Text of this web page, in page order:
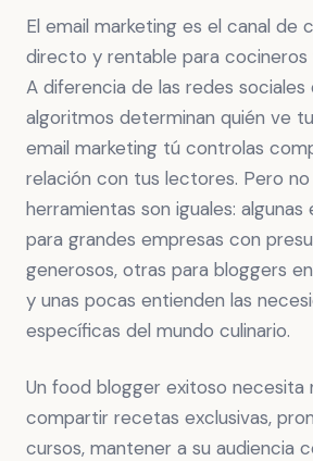
El email marketing es el canal de
directo y rentable para cocineros
A diferencia de las redes sociales
algoritmos determinan quién ve
email marketing tú controlas
relación con tus lectores. Pero
herramientas son iguales: algunas
para grandes empresas con
generosos, otras para bloggers
y unas pocas entienden las
específicas del mundo culinario.
Un food blogger exitoso necesita
compartir recetas exclusivas,
cursos, mantener a su audiencia